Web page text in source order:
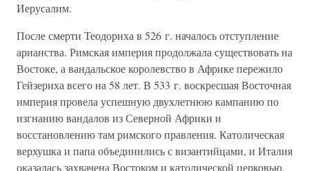
Иерусалим.
После смерти Теодориха в 526 г. началось отступление
арианства. Римская империя продолжала существовать на
Востоке, а вандальское королевство в Африке пережило
Гейзериха всего на 58 лет. В 533 г. воскресшая Восточная
империя провела успешную двухлетнюю кампанию по
изгнанию вандалов из Северной Африки и
восстановлению там римского правления. Католическая
верхушка и папа объединились с византийцами, и Италия
оказалась захвачена Востоком и католической церковью.